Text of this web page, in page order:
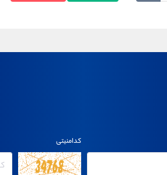
کدامنیتی